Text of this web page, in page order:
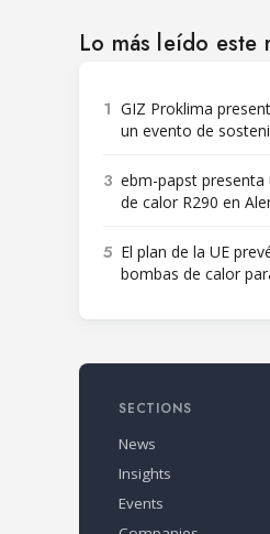
Lo más leído este
1 GIZ Proklima
un evento de
3 ebm-papst
de calor R290 en
5 El plan de la UE
bombas de calor
SECTIONS
News
Insights
Events